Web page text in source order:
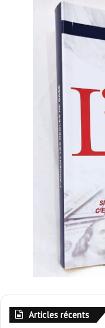
Articles récents